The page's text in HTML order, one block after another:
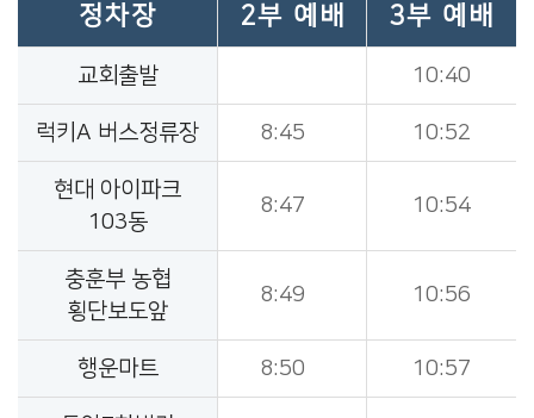
정차장 2부 예배 3부 예배
교회출발 10:40
럭키A 버스정류장 8:45 10:52
현대 아이파크
103동
8:47 10:54
충훈부 농협
횡단보도앞
8:49 10:56
행운마트 8:50 10:57